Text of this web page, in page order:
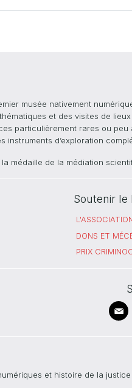
musée nativement
et des visites de
particulièrement rares ou
instruments d’exploration
médaille de la médiation
Soutenir le
DONS ET
PRIX
et histoire de la justice